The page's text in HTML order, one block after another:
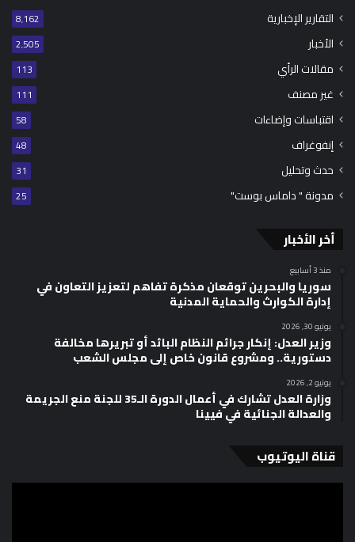
التقارير الإخبارية 8٬162
الأخبار 2٬505
مقالات الرأي 113
غير مصنف 111
اقتباسات وإضاءات 58
إنفوغراف 48
حدث وتحليل 31
مدونة " داماس بوست" 25
أخر الأخبار
منذ 3 أسابيع
سوريا والبحرين توقعان مذكرة تفاهم لتعزيز التعاون في
إدارة الكوارث والحماية المدنية
يونيو 30, 2026
وزير العدل: إنكار جرائم النظام البائد أو تبريرها مخالفة
دستورية.. ومشروع قانون خاص إلى مجلس الشعب
يونيو 2, 2026
وزارة العدل تشارك في أعمال الدورة الـ35 للجنة منع الجريمة
والعدالة الجنائية في فيينا
قناة اليوتيوب